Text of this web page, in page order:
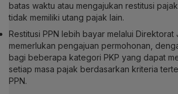
batas waktu atau mengajukan restitusi
tidak memiliki utang pajak lain.
Restitusi PPN lebih bayar melalui Direktorat
memerlukan pengajuan permohonan,
bagi beberapa kategori PKP yang dapat
setiap masa pajak berdasarkan kriteria
PPN.